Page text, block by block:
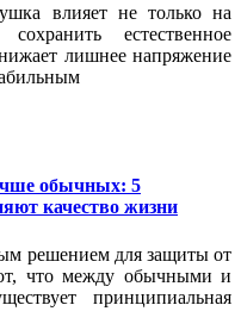
влияет не только на
естественное
лишнее напряжение
обычных: 5
качество жизни
решением для защиты от
что между обычными и
принципиальная